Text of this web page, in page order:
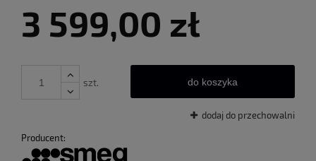
3 599,00 zł
szt. do koszyka
dodaj do przechowalni
Producent: